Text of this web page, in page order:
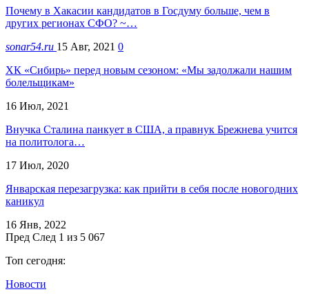
Почему в Хакасии кандидатов в Госдуму больше, чем в
других регионах СФО? ~…
sonar54.ru 15 Авг, 2021 0
ХК «Сибирь» перед новым сезоном: «Мы задолжали нашим
болельщикам»
16 Июл, 2021
Внучка Сталина панкует в США, а правнук Брежнева учится
на политолога…
17 Июл, 2020
Январская перезагрузка: как прийти в себя после новогодних
каникул
16 Янв, 2022
Пред След 1 из 5 067
Топ сегодня:
Новости